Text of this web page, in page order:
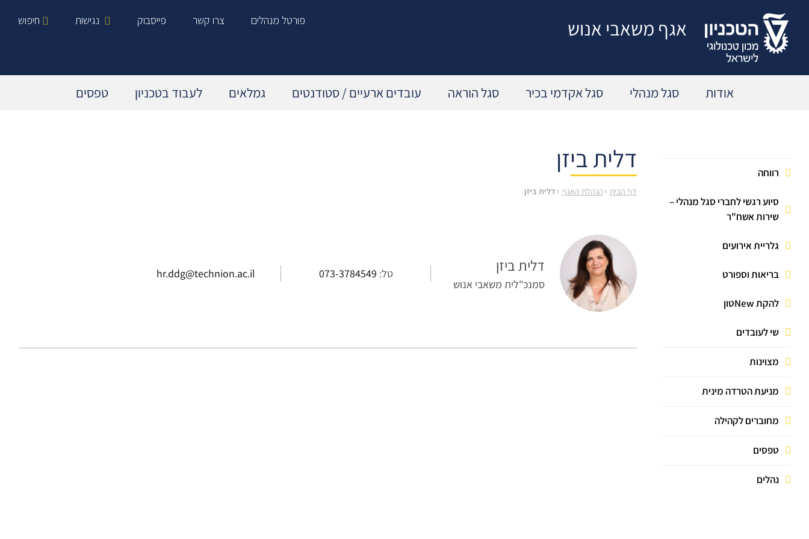
דלג לתפריט נגישות
דלג לאזור חיפוש
דלג לתוכן
דלג לתפריט תחתון
אגף משאבי אנוש פורטל מנהלים צרו קשר פייסבוק נגישות חיפוש
אודות סגל מנהלי
קידום עובדים
גמול השתלמות
חופשת לידה
חופשה ללא תשלום
מענק יובל
עבודה פרטית
פטור / החזר שכר לימוד
ביטוח בריאות קולקטיבי
פורטל הנוכחות
זכאות לחופשה ומחלה
תאונות עבודה
קרן ימי מחלה
מילואים
סגל אקדמי בכיר סגל הוראה עובדים ארעיים / סטודנטים גמלאים לעבוד בטכניון טפסים
רווחה
סיוע רגשי לחברי סגל מנהלי –
שירות אשח"ר
גלריית אירועים
בריאות וספורט
להקת Newטון
שי לעובדים
מצוינות
מניעת הטרדה מינית
מחוברים לקהילה
טפסים
נהלים
דלית ביזן
דף הבית › הנהלת האגף › דלית ביזן
דלית ביזן
סמנכ"לית משאבי אנוש
טל: 073-3784549
hr.ddg@technion.ac.il